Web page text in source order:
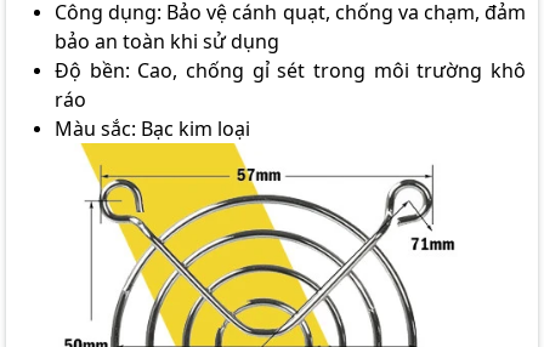
Công dụng: Bảo vệ cánh quạt, chống va chạm, đảm
bảo an toàn khi sử dụng
Độ bền: Cao, chống gỉ sét trong môi trường khô
ráo
Màu sắc: Bạc kim loại